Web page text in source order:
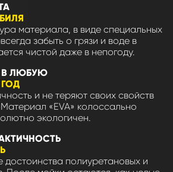
материала, в виде специальных
забыть о грязи и воде в
чистой даже в непогоду.
В ЛЮБУЮ
и не теряют своих свойств
«EVA» колоссально
экологичен.
полиуретановых и